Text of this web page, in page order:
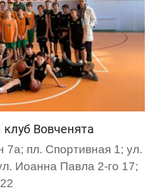
Вовченята
7а; пл. Спортивная 1; ул.
Иоанна Павла 2-го 17;